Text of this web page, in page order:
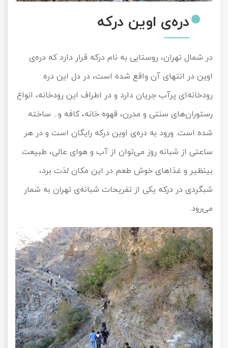
دره‌ی اوین درکه
در شمال تهران، روستایی به نام درکه قرار دارد که دره‌ی
اوین در انتهای آن واقع شده است، در دل این دره
رودخانه‌ای پرآب جریان دارد و در اطراف این رودخانه، انواع
رستوران‌های سنتی و مدرن، قهوه خانه، کافه و... ساخته
شده است. ورود به دره‌ی اوین درکه رایگان است و در هر
ساعتی از شبانه روز می‌توان از آب و هوای عالی، طبیعت
بینظیر و غذاهای خوش طعم در این مکان لذت برد،
شبگردی در درکه یکی از تفریحات شبانه‌ی تهران به شمار
می‌رود.